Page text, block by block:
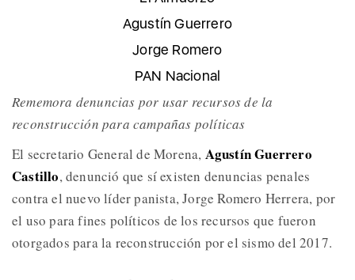
Agustín Guerrero
Jorge Romero
PAN Nacional
Rememora denuncias por usar recursos de la
reconstrucción para campañas políticas
El secretario General de Morena, Agustín Guerrero
Castillo, denunció que sí existen denuncias penales
contra el nuevo líder panista, Jorge Romero Herrera, por
el uso para fines políticos de los recursos que fueron
otorgados para la reconstrucción por el sismo del 2017.